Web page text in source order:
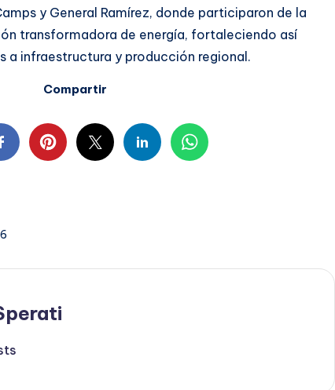
y General Ramírez, donde participaron de la
transformadora de energía, fortaleciendo así
a infraestructura y producción regional.
Compartir